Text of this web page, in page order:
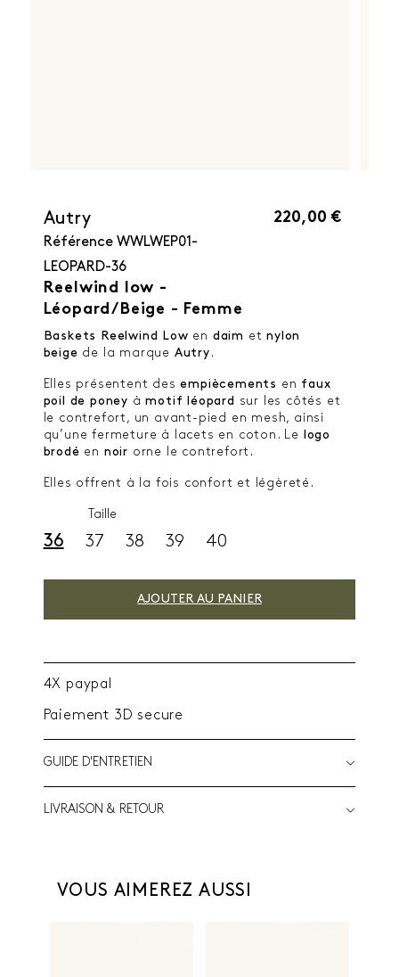
Autry
Référence WWLWEP01-
LEOPARD-36
Reelwind low -
Léopard/Beige - Femme
220,00 €
Baskets Reelwind Low en daim et nylon
beige de la marque Autry .
Elles présentent desempiècements en faux
poil de poney àmotif léopard sur les côtés et
le contrefort, un avant-pied en mesh, ainsi
qu’une fermeture à lacets en coton. Le
logo
brodé en noir orne le contrefort.
Elles offrent à la fois confort et légèreté.
Taille
36 37 38 39 40
AJOUTER AU PANIER
4X paypal
Paiement 3D secure
GUIDE D'ENTRETIEN
LIVRAISON & RETOUR
VOUS AIMEREZ AUSSI